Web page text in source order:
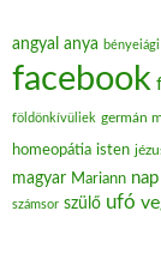
angyal anya bényeiági
facebook
földönkívüliek germán
homeopátia isten
magyar Mariann nap
számsor szülő ufó